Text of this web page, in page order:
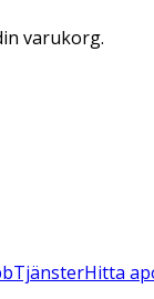
varukorg.
TjänsterHitta